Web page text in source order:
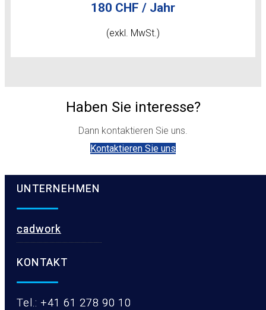
180 CHF / Jahr
(exkl. MwSt.)
Haben Sie interesse?
Dann kontaktieren Sie uns.
Kontaktieren Sie uns
UNTERNEHMEN
cadwork
KONTAKT
Tel.: +41 61 278 90 10